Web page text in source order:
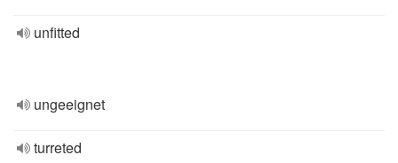
unfitted
ungeeignet
turreted